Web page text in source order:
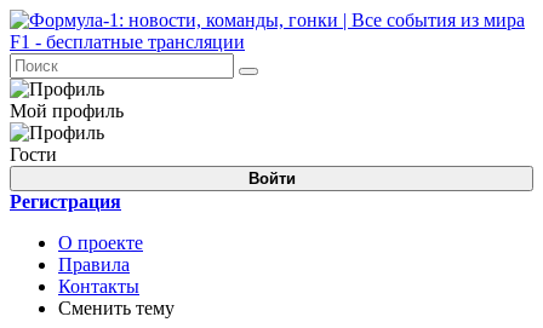
Мой профиль
Гости
Войти
Регистрация
О проекте
Правила
Контакты
Сменить тему